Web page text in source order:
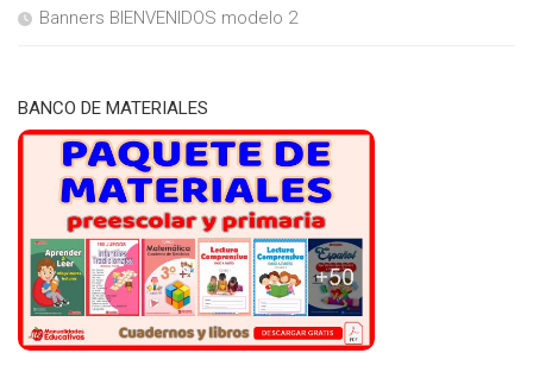
Banners BIENVENIDOS modelo 2
BANCO DE MATERIALES